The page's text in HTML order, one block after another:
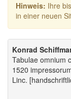
Hinweis: Ihre
in einer neuen
Konrad
Tabulae omnium
1520
Linc.